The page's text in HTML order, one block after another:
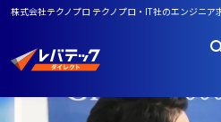
株式会社テクノプロ テクノプロ・IT社のエンジニ